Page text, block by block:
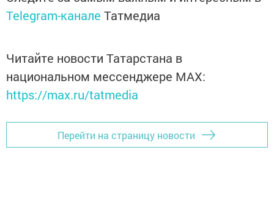
Telegram-канале Татмедиа
Читайте новости Татарстана в
национальном мессенджере MАХ:
https://max.ru/tatmedia
Перейти на страницу новости